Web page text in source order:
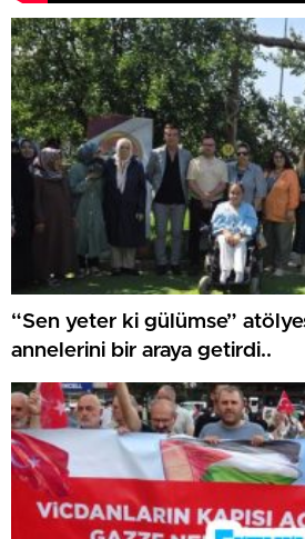
“Sen yeter ki gülümse”
annelerini bir araya getirdi..